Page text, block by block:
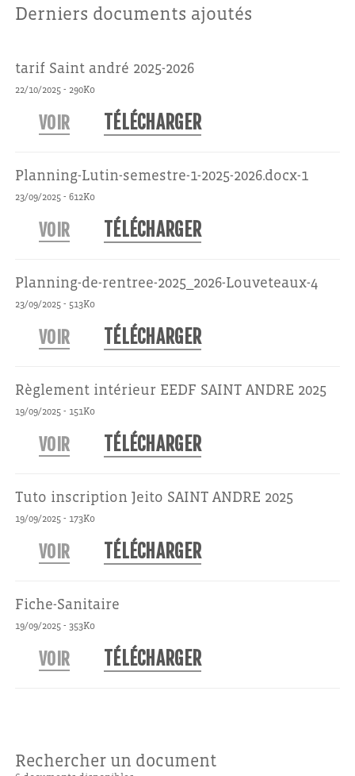
Derniers documents ajoutés
tarif Saint andré 2025-2026
22/10/2025 - 290Ko
VOIR TÉLÉCHARGER
Planning-Lutin-semestre-1-2025-2026.docx-1
23/09/2025 - 612Ko
VOIR TÉLÉCHARGER
Planning-de-rentree-2025_2026-Louveteaux-4
23/09/2025 - 513Ko
VOIR TÉLÉCHARGER
Règlement intérieur EEDF SAINT ANDRE 2025
19/09/2025 - 151Ko
VOIR TÉLÉCHARGER
Tuto inscription Jeito SAINT ANDRE 2025
19/09/2025 - 173Ko
VOIR TÉLÉCHARGER
Fiche-Sanitaire
19/09/2025 - 353Ko
VOIR TÉLÉCHARGER
Rechercher un document